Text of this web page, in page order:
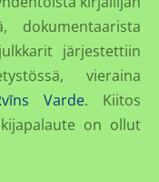
dokumentaarista
järjestettiin
vieraina
Varde. Kiitos
on ollut